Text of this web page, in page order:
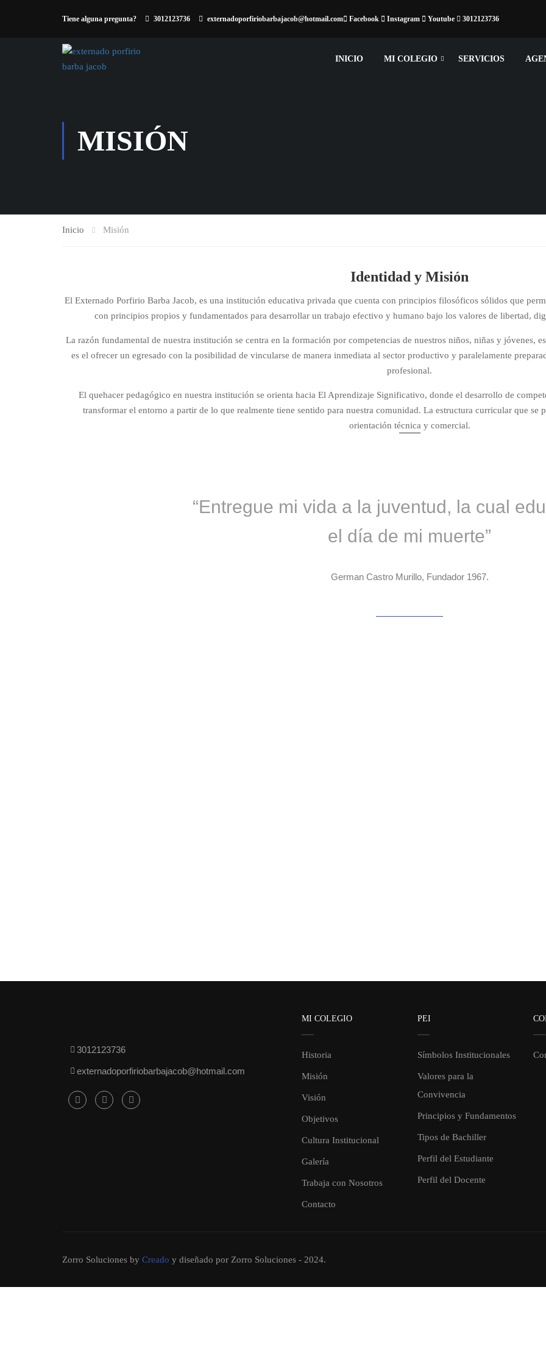
Tiene alguna pregunta? 3012123736 externadoporfiriobarbajacob@hotmail.com Facebook Instagram Youtube 3012123736
INICIO MI COLEGIO SERVICIOS
MISIÓN
Inicio Misión
Identidad y Misión
El Externado Porfirio Barba Jacob, es una institución educativa privada que cuenta con principios filosóficos sólidos que
con principios propios y fundamentados para desarrollar un trabajo efectivo y humano bajo los valores de libertad,
La razón fundamental de nuestra institución se centra en la formación por competencias de nuestros niños, niñas y jóvenes,
es el ofrecer un egresado con la posibilidad de vincularse de manera inmediata al sector productivo y paralelamente
profesional.
El quehacer pedagógico en nuestra institución se orienta hacia El Aprendizaje Significativo, donde el desarrollo de
transformar el entorno a partir de lo que realmente tiene sentido para nuestra comunidad. La estructura curricular que se
orientación técnica y comercial.
“Entregue mi vida a la juventud, la cual
el día de mi muerte”
German Castro Murillo, Fundador 1967.
3012123736
externadoporfiriobarbajacob@hotmail.com
MI COLEGIO
Historia
Misión
Visión
Objetivos
Cultura Institucional
Galería
Trabaja con Nosotros
Contacto
PEI
Símbolos Institucionales
Valores para la
Convivencia
Principios y Fundamentos
Tipos de Bachiller
Perfil del Estudiante
Perfil del Docente
Zorro Soluciones by Creado y diseñado por Zorro Soluciones - 2024.